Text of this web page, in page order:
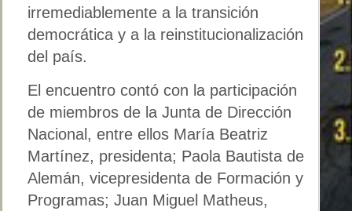
irremediablemente a la transición
democrática y a la reinstitucionalización
del país.
El encuentro contó con la participación
de miembros de la Junta de Dirección
Nacional, entre ellos María Beatriz
Martínez, presidenta; Paola Bautista de
Alemán, vicepresidenta de Formación y
Programas; Juan Miguel Matheus,